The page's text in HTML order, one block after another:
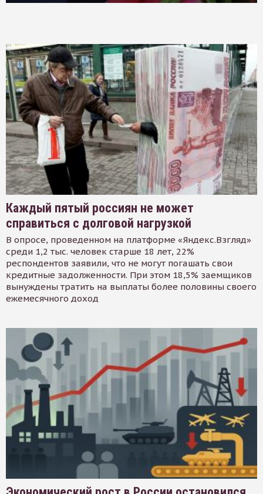
Каждый пятый россиян не может
справиться с долговой нагрузкой
В опросе, проведенном на платформе «Яндекс.Взгляд»
среди 1,2 тыс. человек старше 18 лет, 22%
респондентов заявили, что не могут погашать свои
кредитные задолженности. При этом 18,5% заемщиков
вынуждены тратить на выплаты более половины своего
ежемесячного доход